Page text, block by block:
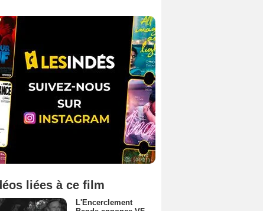
liées à ce film
L'Encerclement